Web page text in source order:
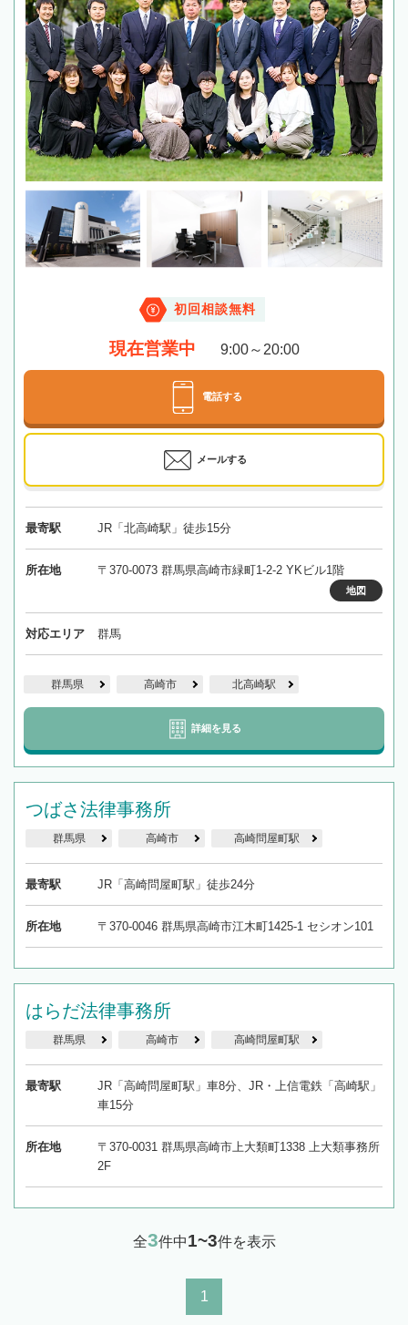
初回相談無料
現在営業中 9:00～20:00
電話する
メールする
最寄駅 JR「北高崎駅」徒歩15分
所在地 〒370-0073 群馬県高崎市緑町1-2-2 YKビル1階
地図
対応エリア 群馬
群馬県 高崎市 北高崎駅
詳細を見る
つばさ法律事務所
群馬県 高崎市 高崎問屋町駅
最寄駅 JR「高崎問屋町駅」徒歩24分
所在地 〒370-0046 群馬県高崎市江木町1425-1 セシオン101
はらだ法律事務所
群馬県 高崎市 高崎問屋町駅
最寄駅
JR「高崎問屋町駅」車8分、JR・上信電鉄「高崎駅」
車15分
所在地
〒370-0031 群馬県高崎市上大類町1338 上大類事務所
2F
全3件中1~3件を表示
1